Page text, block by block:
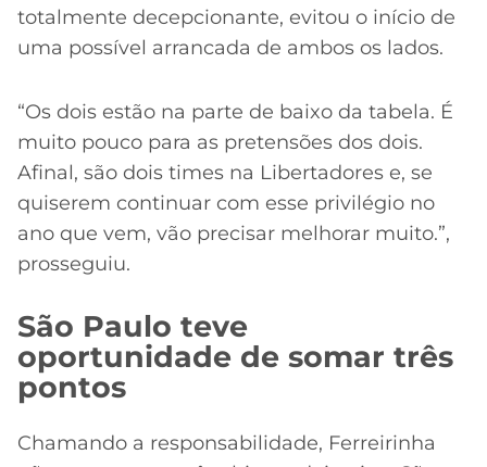
totalmente decepcionante, evitou o início de
uma possível arrancada de ambos os lados.
“Os dois estão na parte de baixo da tabela. É
muito pouco para as pretensões dos dois.
Afinal, são dois times na Libertadores e, se
quiserem continuar com esse privilégio no
ano que vem, vão precisar melhorar muito.”,
prosseguiu.
São Paulo teve
oportunidade de somar três
pontos
Chamando a responsabilidade, Ferreirinha